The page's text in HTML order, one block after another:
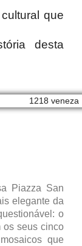
que
desta
Piazza San
elegante da
o
os seus cinco
que